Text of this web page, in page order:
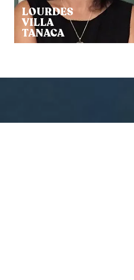
LOURDES
VILLA
TANACA